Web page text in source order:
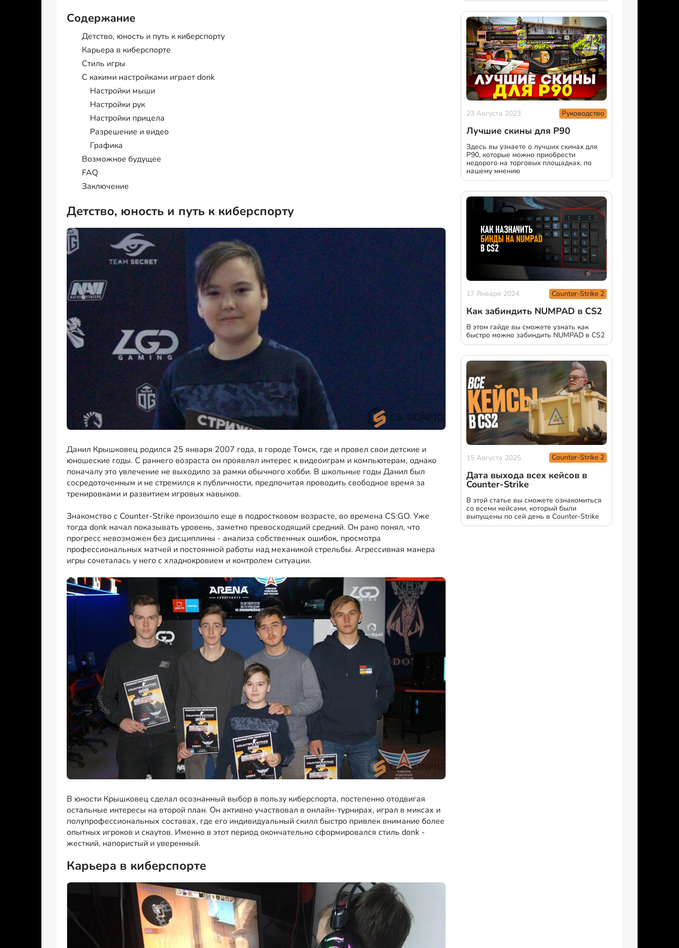
Содержание
Детство, юность и путь к киберспорту
Карьера в киберспорте
Стиль игры
С какими настройками играет donk
Настройки мыши
Настройки рук
Настройки прицела
Разрешение и видео
Графика
Возможное будущее
FAQ
Заключение
Детство, юность и путь к киберспорту
Данил Крышковец родился 25 января 2007 года, в городе Томск, где и провел свои детские и
юношеские годы. С раннего возраста он проявлял интерес к видеоиграм и компьютерам, однако
поначалу это увлечение не выходило за рамки обычного хобби. В школьные годы Данил был
сосредоточенным и не стремился к публичности, предпочитая проводить свободное время за
тренировками и развитием игровых навыков.
Знакомство с Counter-Strike произошло еще в подростковом возрасте, во времена CS:GO. Уже
тогда donk начал показывать уровень, заметно превосходящий средний. Он рано понял, что
прогресс невозможен без дисциплины - анализа собственных ошибок, просмотра
профессиональных матчей и постоянной работы над механикой стрельбы. Агрессивная манера
игры сочеталась у него с хладнокровием и контролем ситуации.
В юности Крышковец сделал осознанный выбор в пользу киберспорта, постепенно отодвигая
остальные интересы на второй план. Он активно участвовал в онлайн-турнирах, играл в миксах и
полупрофессиональных составах, где его индивидуальный скилл быстро привлек внимание более
опытных игроков и скаутов. Именно в этот период окончательно сформировался стиль donk -
жесткий, напористый и уверенный.
Карьера в киберспорте
23 Августа 2023 Руководство
Лучшие скины для P90
Здесь вы узнаете о лучших скинах для
P90, которые можно приобрести
недорого на торговых площадках, по
нашему мнению
17 Января 2024 Counter-Strike 2
Как забиндить NUMPAD в CS2
В этом гайде вы сможете узнать как
быстро можно забиндить NUMPAD в CS2
15 Августа 2025 Counter-Strike 2
Дата выхода всех кейсов в
Counter-Strike
В этой статье вы сможете ознакомиться
со всеми кейсами, который были
выпущены по сей день в Counter-Strike